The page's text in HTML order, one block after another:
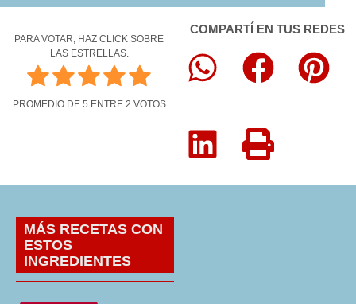
PARA VOTAR, HAZ CLICK SOBRE
LAS ESTRELLAS.
PROMEDIO DE 5 ENTRE 2 VOTOS
COMPARTÍ EN TUS REDES
MÁS RECETAS CON
ESTOS
INGREDIENTES